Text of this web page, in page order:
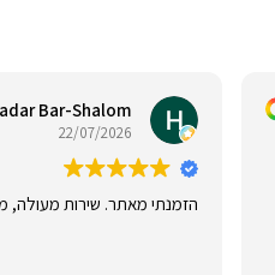
Bar-Shalom
22/07/2026
הזמנתי מאתר. שירות מעולה,